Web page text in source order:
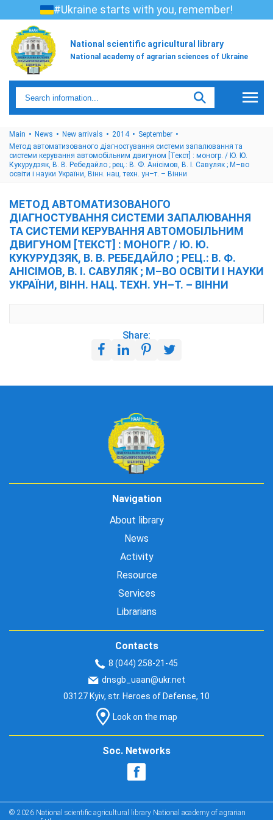
#Ukraine starts with you, remember!
National scientific agricultural library
National academy of agrarian sciences of Ukraine
Main News New arrivals 2014
September
Метод автоматизованого діагностування системи запалювання та
системи керування автомобільним двигуном [Текст] : моногр. / Ю. Ю.
Кукурудзяк, В. В. Ребедайло ; рец.: В. Ф. Анісімов, В. І. Савуляк ; М–во
освіти і науки України, Вінн. нац. техн. ун–т. – Вінни
МЕТОД АВТОМАТИЗОВАНОГО
ДІАГНОСТУВАННЯ СИСТЕМИ ЗАПАЛЮВАННЯ
ТА СИСТЕМИ КЕРУВАННЯ АВТОМОБІЛЬНИМ
ДВИГУНОМ [ТЕКСТ] : МОНОГР. / Ю. Ю.
КУКУРУДЗЯК, В. В. РЕБЕДАЙЛО ; РЕЦ.: В. Ф.
АНІСІМОВ, В. І. САВУЛЯК ; М–ВО ОСВІТИ І НАУКИ
УКРАЇНИ, ВІНН. НАЦ. ТЕХН. УН–Т. – ВІННИ
Share:
Navigation
About library
News
Activity
Resource
Services
Librarians
Contacts
8 (044) 258-21-45
dnsgb_uaan@ukr.net
03127 Kyiv, str. Heroes of Defense, 10
Look on the map
Soc. Networks
© 2026 National scientific agricultural library National academy of agrarian